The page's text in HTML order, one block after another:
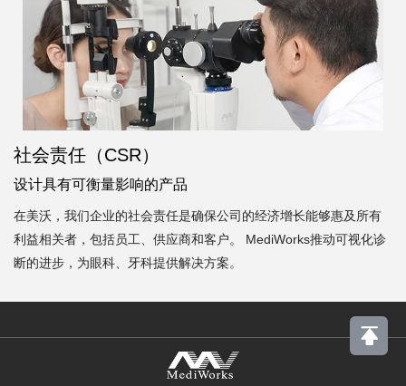
社会责任（CSR）
设计具有可衡量影响的产品
在美沃，我们企业的社会责任是确保公司的经济增长能够惠及所有
利益相关者，包括员工、供应商和客户。 MediWorks推动可视化诊
断的进步，为眼科、牙科提供解决方案。